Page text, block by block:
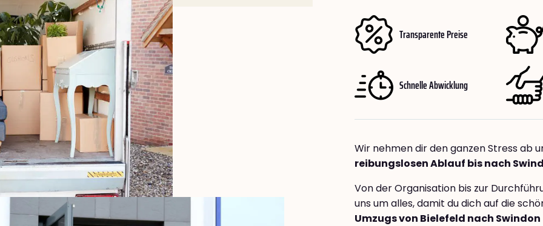
Transparente Preise
Schnelle Abwicklung
Wir nehmen dir den ganzen Stress ab
reibungslosen Ablauf bis nach
Von der Organisation bis zur
uns um alles, damit du dich auf die
Umzugs von Bielefeld nach Swindon